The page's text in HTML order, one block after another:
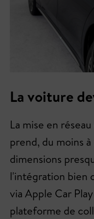
La voiture
La mise en
prend, du moins
dimensions
l'intégration bien
via Apple Car
plateforme de